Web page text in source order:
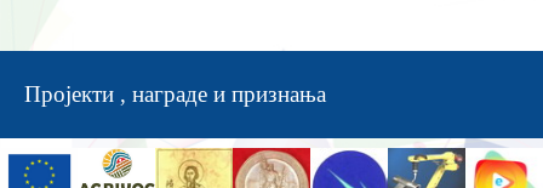
Пројекти , награде и признања